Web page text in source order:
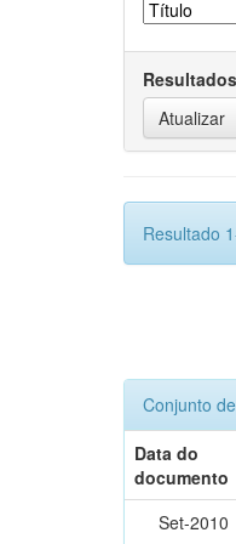
Resultado
Conjunto
Data do
documento
Set-2010